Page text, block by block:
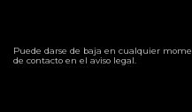
Puede darse de baja en cualquier
de contacto en el aviso legal.